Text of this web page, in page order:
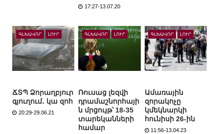
17:27-13.07.20
ԳԼԽԱՎՈՐ ԼՈՒՐ
ՃՏՊ Ձորաղբյուր
գյուղում․ կա զոհ
20:29-29.06.21
ԳԼԽԱՎՈՐ ԼՈՒՐ
Ռուսաց լեզվի
դրամաշնորհայի
ն մրցույթ՝ 18-35
տարեկանների
համար
ԳԼԽԱՎՈՐ ԼՈՒՐ
Ամառային
զորակոչը
կմեկնարկի
հունիսի 26-ին
11:56-13.04.23